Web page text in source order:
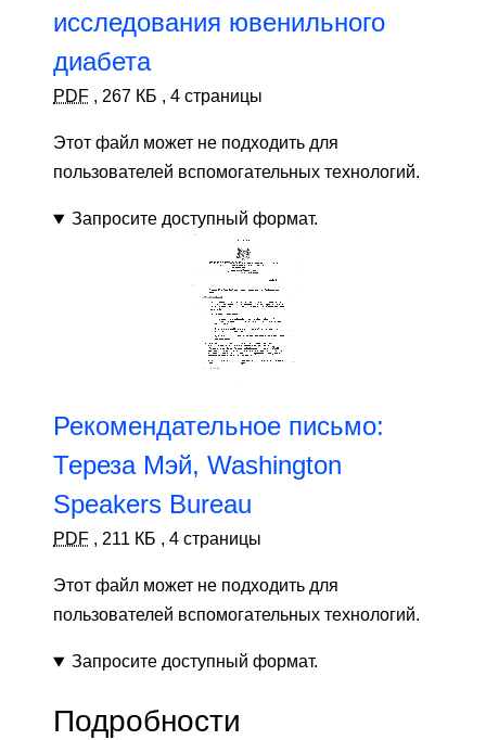
исследования ювенильного
диабета
PDF , 267 КБ , 4 страницы
Этот файл может не подходить для
пользователей вспомогательных технологий.
Запросите доступный формат.
Рекомендательное письмо:
Тереза ​​Мэй, Washington
Speakers Bureau
PDF , 211 КБ , 4 страницы
Этот файл может не подходить для
пользователей вспомогательных технологий.
Запросите доступный формат.
Подробности